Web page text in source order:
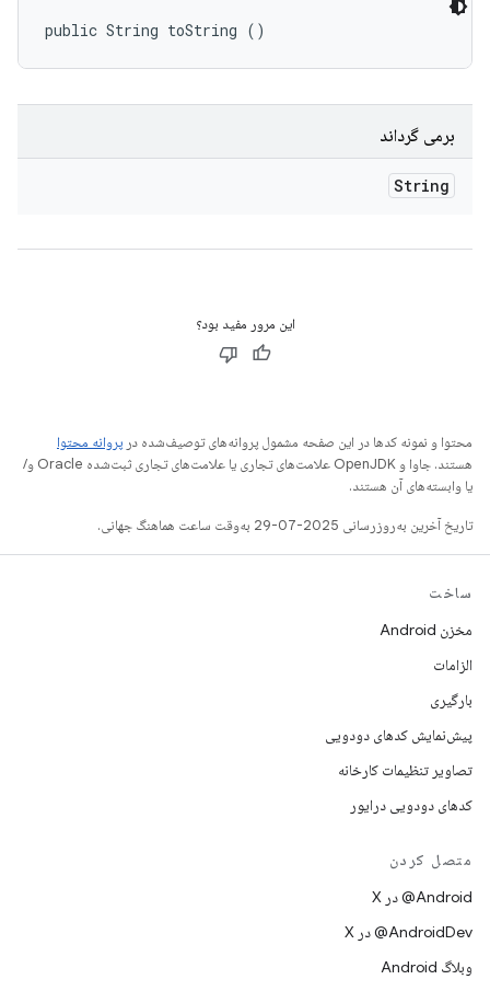
public String toString ()
برمی گرداند
String
این مرور مفید بود؟
محتوا و نمونه کدها در این صفحه مشمول پروانه‌های توصیف‌شده در پروانه محتوا
هستند. جاوا و OpenJDK علامت‌های تجاری یا علامت‌های تجاری ثبت‌شده Oracle و/
یا وابسته‌های آن هستند.
تاریخ آخرین به‌روزرسانی 2025-07-29 به‌وقت ساعت هماهنگ جهانی.
ساخت
مخزن Android
الزامات
بارگیری
پیش‌نمایش کدهای دودویی
تصاویر تنظیمات کارخانه
کدهای دودویی درایور
متصل کردن
‫‎@Android در X
‫‎@AndroidDev در X
وبلاگ Android